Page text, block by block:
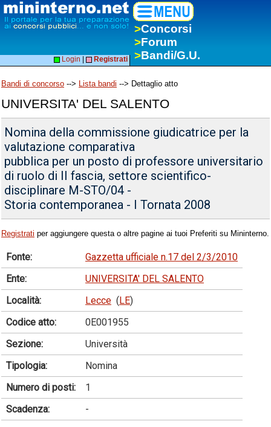
>Concorsi
>Forum
>Bandi/G.U.
Login Registrati
Bandi di concorso --> Lista bandi --> Dettaglio atto
UNIVERSITA' DEL SALENTO
Nomina della commissione giudicatrice per la
valutazione comparativa
pubblica per un posto di professore universitario
di ruolo di II fascia, settore scientifico-
disciplinare M-STO/04 -
Storia contemporanea - I Tornata 2008
Registrati per aggiungere questa o altre pagine ai tuoi Preferiti su Mininterno.
Fonte:
Gazzetta ufficiale n.17 del 2/3/2010
Ente:
UNIVERSITA' DEL SALENTO
Località:
Lecce (LE)
Codice atto:
0E001955
Sezione:
Università
Tipologia:
Nomina
Numero di posti:
1
Scadenza:
-